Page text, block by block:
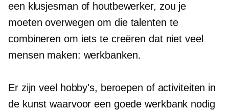
een klusjesman of houtbewerker, zou je
moeten overwegen om die talenten te
combineren om iets te creëren dat niet veel
mensen maken: werkbanken.
Er zijn veel hobby's, beroepen of activiteiten in
de kunst waarvoor een goede werkbank nodig